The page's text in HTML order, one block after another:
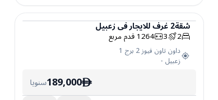
شقة
شقة2غرفللايجارفيزعبيل
2
3
1264قدم مربع
داون تاون فيوز 2 برج 1
زعبيل -
ê
189,000سنويا